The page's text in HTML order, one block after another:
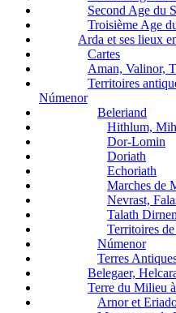
Second Age du
Troisième Age
Arda et ses lieux
Cartes
Aman, Valinor,
Territoires
Númenor
Beleriand
Hithlum,
Dor-Lomin
Doriath
Echoriath
Marches de
Nevrast,
Talath Dirnen
Territoires
Númenor
Terres
Belegaer,
Terre du Milieu
Arnor et